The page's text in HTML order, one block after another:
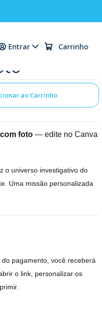
Entrar Carrinho
ao Carrinho
foto — edite no Canva
o universo investigativo do
Uma missão personalizada
pagamento, você receberá
o link, personalizar os